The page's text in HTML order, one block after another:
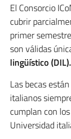
El Consorcio
cubrir
primer
son válidas
lingüístico (DIL).
Las becas
italianos
cumplan con
Universidad